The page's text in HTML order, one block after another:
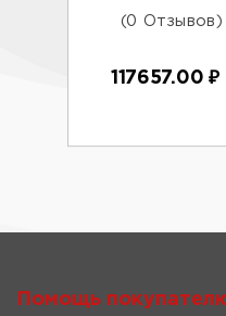
(0 Отзывов)
117657.00 ₽
Помощь